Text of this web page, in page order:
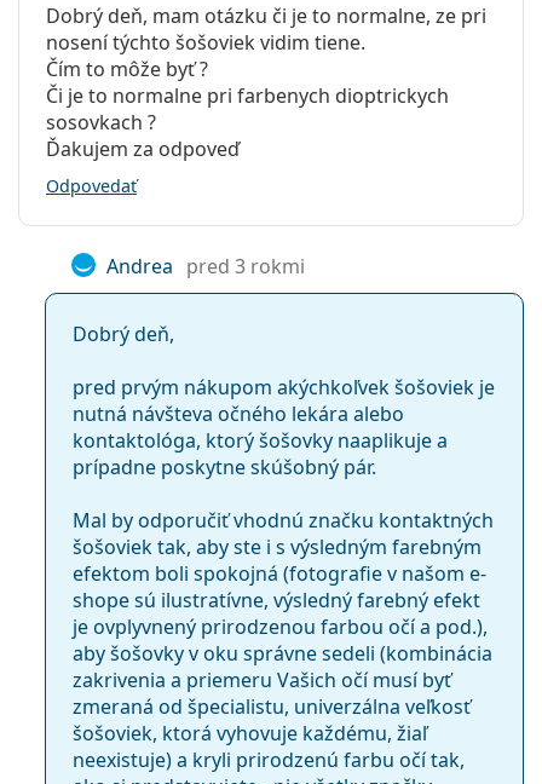
Dobrý deň, mam otázku či je to normalne, ze pri
nosení týchto šošoviek vidim tiene.
Čím to môže byť ?
Či je to normalne pri farbenych dioptrickych
sosovkach ?
Ďakujem za odpoveď
Odpovedať
Andrea pred 3 rokmi
Dobrý deň,
pred prvým nákupom akýchkoľvek šošoviek je
nutná návšteva očného lekára alebo
kontaktológa, ktorý šošovky naaplikuje a
prípadne poskytne skúšobný pár.
Mal by odporučiť vhodnú značku kontaktných
šošoviek tak, aby ste i s výsledným farebným
efektom boli spokojná (fotografie v našom e-
shope sú ilustratívne, výsledný farebný efekt
je ovplyvnený prirodzenou farbou očí a pod.),
aby šošovky v oku správne sedeli (kombinácia
zakrivenia a priemeru Vašich očí musí byť
zmeraná od špecialistu, univerzálna veľkosť
šošoviek, ktorá vyhovuje každému, žiaľ
neexistuje) a kryli prirodzenú farbu očí tak,